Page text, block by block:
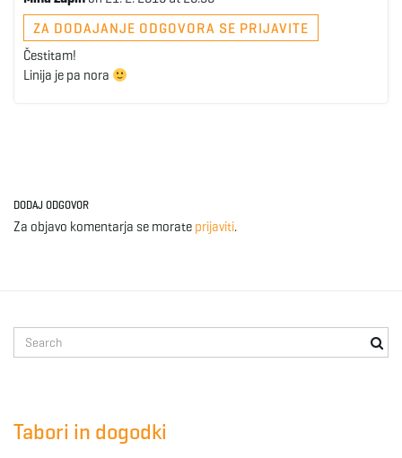
ZA DODAJANJE ODGOVORA SE PRIJAVITE
Čestitam!
Linija je pa nora
DODAJ ODGOVOR
Za objavo komentarja se morate prijaviti.
e
Tabori in dogodki